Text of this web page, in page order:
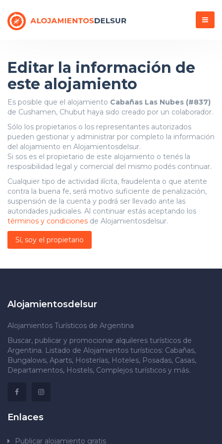
Menú
Editar la información de
este alojamiento
Es posible que el alojamiento Cabañas Las Nubes (#837)
de Cushamen, Chubut haya sido creado por un colaborador.
Sólo los propietarios o los representantes autorizados
pueden gestionar y administrar por completo la información
del alojamiento en Alojamientosdelsur.
Si sos es el propietario de este alojamiento o tenés la
resposibilidad legal y comercial del mismo podés continuar.
Cualquier tipo de actividad ilícita, fraudelenta o que atente
contra la buena fe, será motivo suficiente de penalización,
suspensión de la cuenta y podrá ser llevado ante las
autoridades judiciales. Al continuar estás aceptando los
términos y condiciones de Alojamientosdelsur.
Sí, soy el propietario
Alojamientosdelsur
Alojamientos Turísticos de Argentina
Buscar, publicar y promocionar alquileres turísticos de
Argentina. Listado de Alojamientos turísticos: Cabañas,
Bungalows, Aparts, Hosterías, Hoteles, Posadas, Casas,
Departamentos, Hostels, Complejos turísticos y más.
Enlaces
Publicar alojamiento gratis